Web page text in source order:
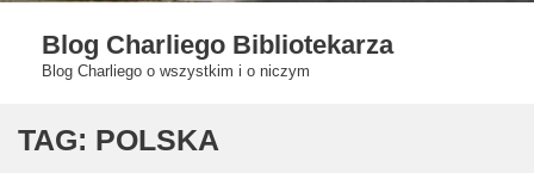
Blog Charliego Bibliotekarza
Blog Charliego o wszystkim i o niczym
TAG: POLSKA